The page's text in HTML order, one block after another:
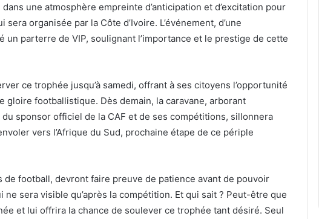
une atmosphère empreinte d’anticipation et d’excitation pour
organisée par la Côte d’Ivoire. L’événement, d’une
un parterre de VIP, soulignant l’importance et le prestige de cette
ce trophée jusqu’à samedi, offrant à ses citoyens l’opportunité
gloire footballistique. Dès demain, la caravane, arborant
sponsor officiel de la CAF et de ses compétitions, sillonnera
vers l’Afrique du Sud, prochaine étape de ce périple
football, devront faire preuve de patience avant de pouvoir
sera visible qu’après la compétition. Et qui sait ? Peut-être que
et lui offrira la chance de soulever ce trophée tant désiré. Seul